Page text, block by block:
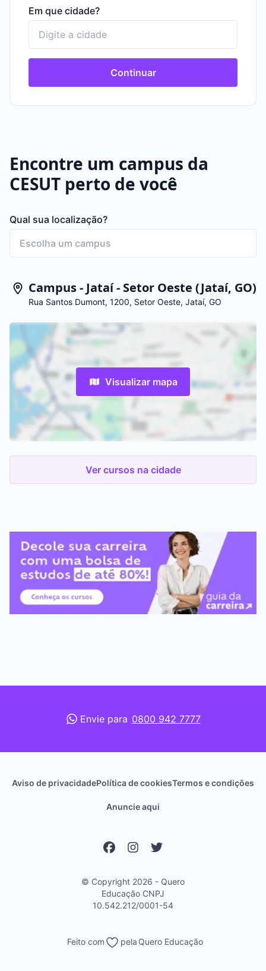
Em que cidade?
Continuar
Encontre um campus da
CESUT perto de você
Qual sua localização?
Campus - Jataí - Setor Oeste (Jataí, GO)
Rua Santos Dumont, 1200, Setor Oeste, Jataí, GO
Visualizar mapa
Ver cursos na cidade
Envie para 0800 942 7777
Aviso de privacidadePolítica de cookiesTermos e condições
Anuncie aqui
© Copyright 2026 - Quero
Educação CNPJ
10.542.212/0001-54
Feito com pelaQuero Educação